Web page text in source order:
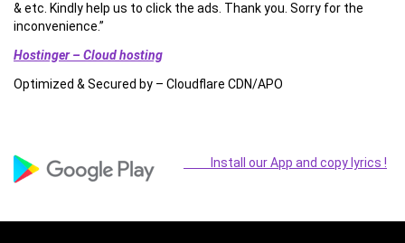
& etc. Kindly help us to click the ads. Thank you. Sorry for the
inconvenience.”
Hostinger – Cloud hosting
Optimized & Secured by – Cloudflare CDN/APO
Install our App and copy lyrics !